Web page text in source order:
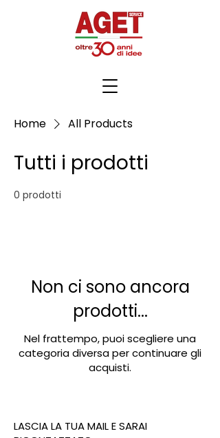
Home All Products
Tutti i prodotti
0 prodotti
Non ci sono ancora
prodotti...
Nel frattempo, puoi scegliere una
categoria diversa per continuare gli
acquisti.
LASCIA LA TUA MAIL E SARAI